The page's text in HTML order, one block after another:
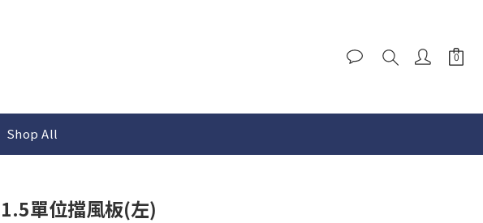
Shop All
1.5單位擋風板(左)